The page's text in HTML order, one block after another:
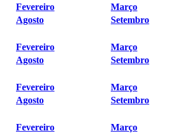
Fevereiro
Março
Agosto Setembro
Fevereiro
Março
Agosto Setembro
Fevereiro
Março
Agosto Setembro
Fevereiro
Março